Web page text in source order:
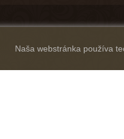
Naša webstránka používa